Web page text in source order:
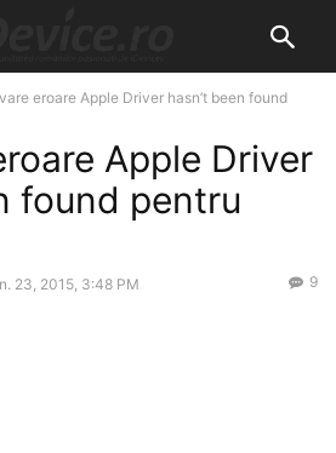
eroare Apple Driver hasn’t been found
Apple Driver
found pentru
23, 2015, 3:48 PM 9